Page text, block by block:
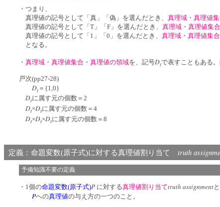
・つまり、
真理値の記号として「真」「偽」を選んだとき、 真理域 ・ 真理値
真理値の記号として「T」「F」を選んだとき、 真理域 ・ 真理値集合
真理値の記号として「1」「0」を選んだとき、 真理域 ・ 真理値集合
となる。
・ 真理域 ・ 真理値集合 ・ 真理値の領域を、記号Dtで表すこともある
戸次(pp27-28)
Dt ＝{1,0}
Dtに属す元の個数＝2
Dt×Dtに属す元の個数＝4
Dt×Dt×Dtに属す元の個数＝8
定義：命題変数(原子式)に対する真理値割り当てtruth
予備知識不要の定義
・1個の命題変数(原子式)P に対する真理値割り当てtruth assignment
Pへの真理値の与え方の一つのこと。